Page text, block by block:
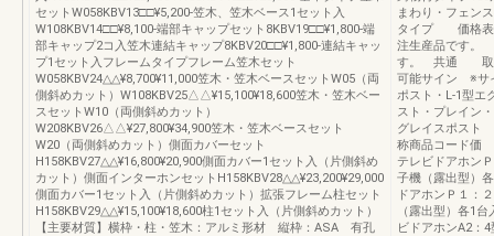
セットW058KBV13□□¥5,200-笠木、笠木ベース1セット入
W108KBV14□□¥8,100-端部キャップセット8KBV19□□¥1,800-端
部キャップ2コ入笠木連結キャップ8KBV20□□¥1,800-連結キャッ
プ1セット入フレームタイプフレーム笠木セット
W058KBV24△△¥8,700¥11,000笠木・笠木ベースセットW05（両
側斜めカット）W108KBV25△△¥15,100¥18,600笠木・笠木ベー
スセットW10（両側斜めカット）
W208KBV26△△¥27,800¥34,900笠木・笠木ベースセット
W20（両側斜めカット）側面カバーセット
H158KBV27△△¥16,800¥20,900側面カバー1セット入（片側斜め
カット）側面インターホンセットH158KBV28△△¥23,200¥29,000
側面カバー1セット入（片側斜めカット）拡張フレーム柱セット
H158KBV29△△¥15,100¥18,600柱1セット入（片側斜めカット）
【主要材質】横枠・柱・笠木：アルミ形材 縦枠：ASA 有孔
まわり・フェン
タイプ 価格表
注生産品です
す。 共通 取付
可能サイン ※サ
ポスト・L-1型エ
スト・プレイン
グレイスポスト
称商品コード価
テレビドアホン
子機（露出型）
ドアホンＰ１：
（露出型）各1
ビドアホンA2：